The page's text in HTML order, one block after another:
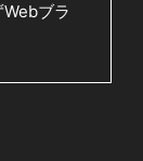
Webブラ